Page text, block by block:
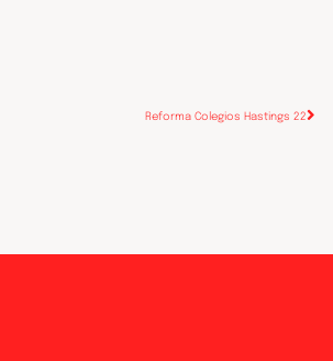
Reforma Colegios Hastings 22